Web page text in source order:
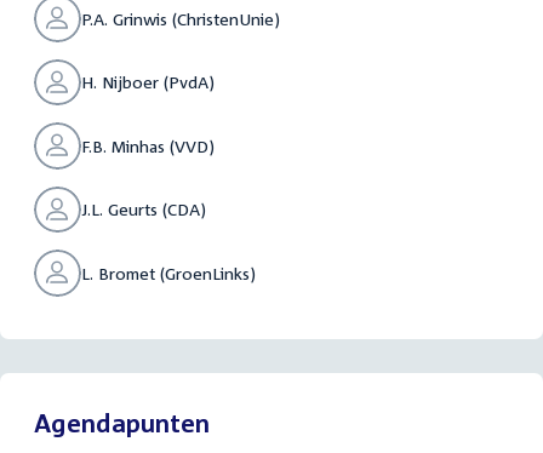
P.A. Grinwis (ChristenUnie)
H. Nijboer (PvdA)
F.B. Minhas (VVD)
J.L. Geurts (CDA)
L. Bromet (GroenLinks)
Agendapunten